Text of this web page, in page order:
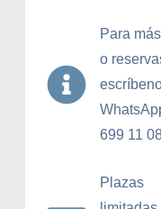
Para
o
699 11
Plazas